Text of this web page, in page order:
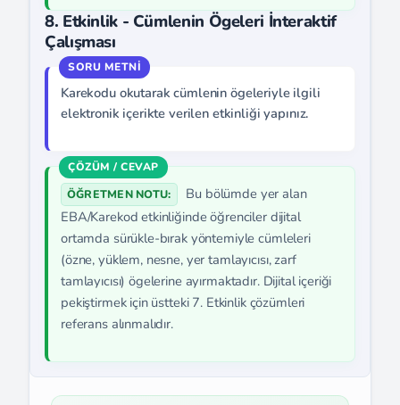
8. Etkinlik - Cümlenin Ögeleri İnteraktif
Çalışması
Karekodu okutarak cümlenin ögeleriyle ilgili
elektronik içerikte verilen etkinliği yapınız.
ÖĞRETMEN NOTU:
Bu bölümde yer alan
EBA/Karekod etkinliğinde öğrenciler dijital
ortamda sürükle-bırak yöntemiyle cümleleri
(özne, yüklem, nesne, yer tamlayıcısı, zarf
tamlayıcısı) ögelerine ayırmaktadır. Dijital içeriği
pekiştirmek için üstteki 7. Etkinlik çözümleri
referans alınmalıdır.